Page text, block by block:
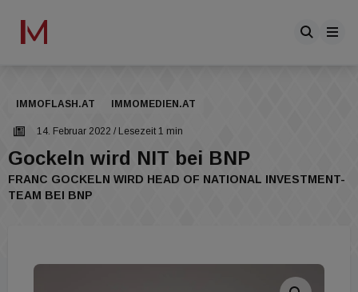
IMMOFLASH.AT IMMOMEDIEN.AT
14. Februar 2022 / Lesezeit 1 min
Gockeln wird NIT bei BNP
FRANC GOCKELN WIRD HEAD OF NATIONAL INVESTMENT-
TEAM BEI BNP